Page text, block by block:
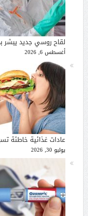
لقاح روسي جديد يبشر
أغسطس 6, 2026
عادات غذائية خاطئة
يوليو 30, 2026